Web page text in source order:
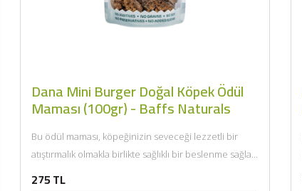
Dana Mini Burger Doğal Köpek Ödül
Maması (100gr) - Baffs Naturals
Bu ödül maması, köpeğinizin seveceği lezzetli bir
atıştırmalık olmakla birlikte sağlıklı bir beslenme sağlar.
275 TL